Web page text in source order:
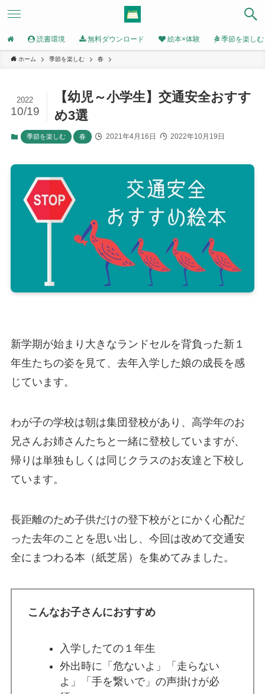
読書環境 無料ダウンロード 絵本×体験 季節を楽しむ
ホーム 季節を楽しむ 春
【幼児～小学生】交通安全おすす
め3選
2022
10/19
季節を楽しむ 春 2021年4月16日 2022年10月19日
新学期が始まり大きなランドセルを背負った新１
年生たちの姿を見て、去年入学した娘の成長を感
じています。
わが子の学校は朝は集団登校があり、高学年のお
兄さんお姉さんたちと一緒に登校していますが、
帰りは単独もしくは同じクラスのお友達と下校し
ています。
長距離のため子供だけの登下校がとにかく心配だ
った去年のことを思い出し、今回は改めて交通安
全にまつわる本（紙芝居）を集めてみました。
こんなお子さんにおすすめ
入学したての１年生
外出時に「危ないよ」「走らない
よ」「手を繋いで」の声掛けが必